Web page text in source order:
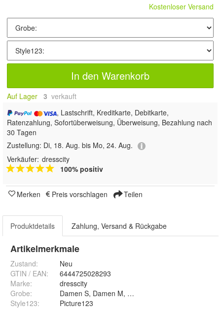
Kostenloser Versand
In den Warenkorb
Auf Lager 3 verkauft
, Lastschrift, Kreditkarte, Debitkarte,
Ratenzahlung, Sofortüberweisung, Überweisung, Bezahlung nach
30 Tagen
Zustellung: Di, 18. Aug. bis Mo, 24. Aug.
Verkäufer: dresscity
100% positiv
Merken Preis vorschlagen Teilen
Produktdetails Zahlung, Versand & Rückgabe
Artikelmerkmale
Zustand:
Neu
GTIN / EAN:
6444725028293
Marke:
dresscity
Grobe:
Style123: Picture123